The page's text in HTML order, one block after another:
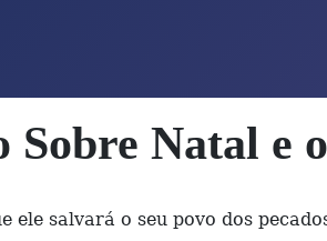
Natal e
salvará o seu povo dos